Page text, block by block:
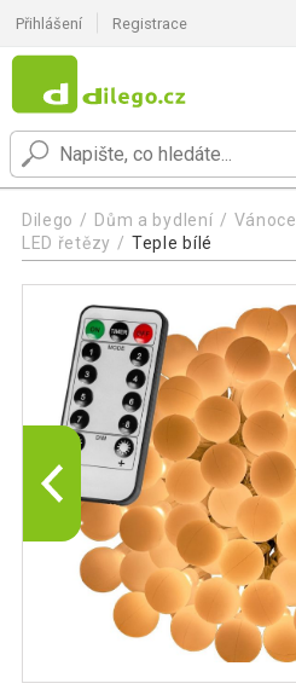
Přihlášení Registrace
Dilego Dům a bydlení Vánoce
LED řetězy
Teple bílé